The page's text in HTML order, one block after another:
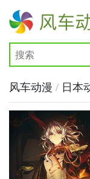
风车动漫
风车动漫 / 日本